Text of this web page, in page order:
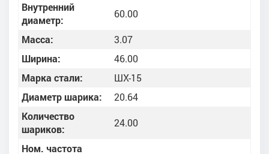
Внутренний
диаметр:
60.00
Масса:
3.07
Ширина:
46.00
Марка стали:
ШХ-15
Диаметр шарика:
20.64
Количество
шариков:
24.00
Ном. частота